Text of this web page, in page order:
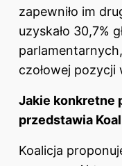
zapewniło im
uzyskało 30,7%
czołowej
Jakie konkretne
przedstawia
Koalicja